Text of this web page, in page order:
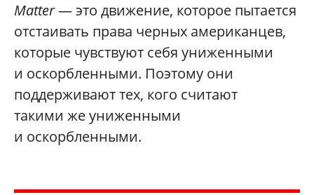
Matter— это движение, которое пытается
отстаивать права черных американцев,
которые чувствуют себя униженными
и оскорбленными. Поэтому они
поддерживают тех, кого считают
такими же униженными
и оскорбленными.